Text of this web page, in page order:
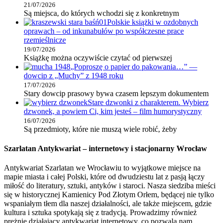
21/07/2026
Są miejsca, do których wchodzi się z konkretnym
Polskie książki w ozdobnych
oprawach – od inkunabułów po współczesne prace
rzemieślnicze
19/07/2026
Książkę można oczywiście czytać od pierwszej
„Poproszę o papier do pakowania…” —
dowcip z „Muchy” z 1948 roku
17/07/2026
Stary dowcip prasowy bywa czasem lepszym dokumentem
Stare dzwonki z charakterem. Wybierz
dzwonek, a powiem Ci, kim jesteś – film humorystyczny
16/07/2026
Są przedmioty, które nie muszą wiele robić, żeby
Szarlatan Antykwariat – internetowy i stacjonarny Wrocław
Antykwariat Szarlatan we Wrocławiu to wyjątkowe miejsce na
mapie miasta i całej Polski, które od dwudziestu lat z pasją łączy
miłość do literatury, sztuki, antyków i staroci. Nasza siedziba mieści
się w historycznej Kamienicy Pod Złotym Orłem, będącej nie tylko
wspaniałym tłem dla naszej działalności, ale także miejscem, gdzie
kultura i sztuka spotykają się z tradycją. Prowadzimy również